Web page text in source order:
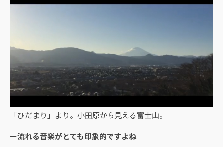
「ひだまり」より。小田原から見える富士山。
ー流れる音楽がとても印象的ですよね